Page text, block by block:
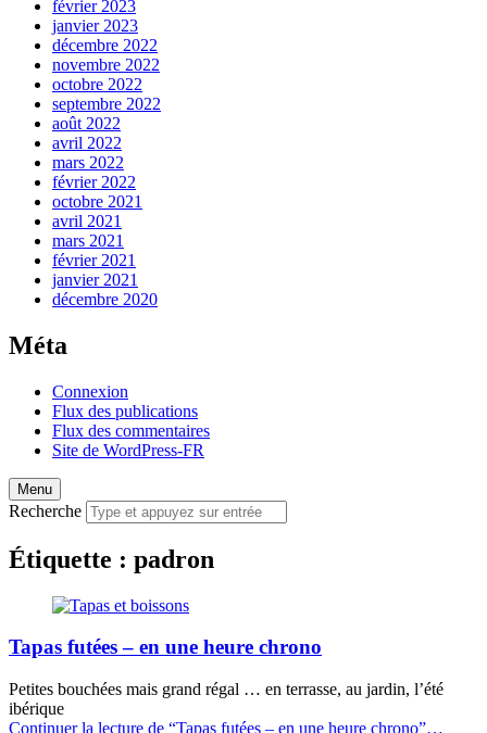
février 2023
janvier 2023
décembre 2022
novembre 2022
octobre 2022
septembre 2022
août 2022
avril 2022
mars 2022
février 2022
octobre 2021
avril 2021
mars 2021
février 2021
janvier 2021
décembre 2020
Méta
Connexion
Flux des publications
Flux des commentaires
Site de WordPress-FR
Menu
Recherche
Étiquette : padron
Tapas futées – en une heure chrono
Petites bouchées mais grand régal … en terrasse, au jardin, l’été
ibérique
Continuer la lecture de “Tapas futées – en une heure chrono”…